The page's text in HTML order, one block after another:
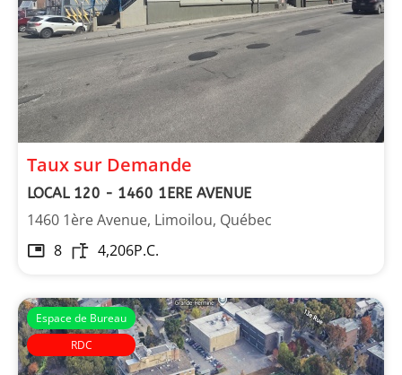
Taux sur Demande
LOCAL 120 - 1460 1ERE AVENUE
1460 1ère Avenue, Limoilou, Québec
8
4,206P.C.
Espace de Bureau
RDC